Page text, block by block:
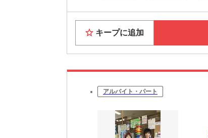
キープに追加
アルバイト・パート